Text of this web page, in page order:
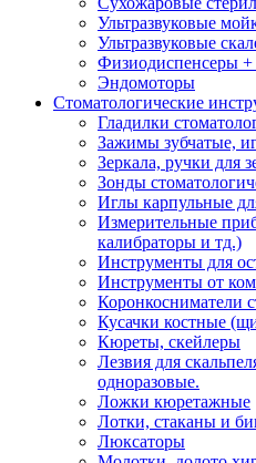
Ультразвуковые
Ультразвуковые
Физиодиспенсеры
Эндомоторы
Стоматологические
Гладилки
Зажимы зубчатые,
Зеркала, ручки для
Зонды
Иглы карпульные
Измерительные
калибраторы и тд.)
Инструменты для
Инструменты от
Коронкосниматели
Кусачки костные
Кюреты, скейлеры
Лезвия для
одноразовые.
Ложки кюретажные
Лотки, стаканы и
Люксаторы